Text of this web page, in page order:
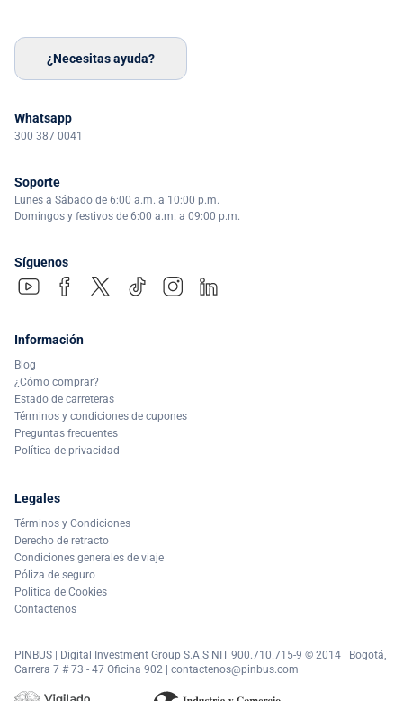
¿Necesitas ayuda?
Whatsapp
300 387 0041
Soporte
Lunes a Sábado de 6:00 a.m. a 10:00 p.m.
Domingos y festivos de 6:00 a.m. a 09:00 p.m.
Síguenos
Información
Blog
¿Cómo comprar?
Estado de carreteras
Términos y condiciones de cupones
Preguntas frecuentes
Política de privacidad
Legales
Términos y Condiciones
Derecho de retracto
Condiciones generales de viaje
Póliza de seguro
Política de Cookies
Contactenos
PINBUS | Digital Investment Group S.A.S NIT 900.710.715-9 © 2014 | Bogotá,
Carrera 7 # 73 - 47 Oficina 902 | contactenos@pinbus.com